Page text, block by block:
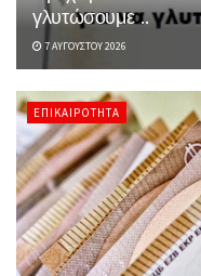
γλυτώσουμε ..
7 ΑΥΓΟΎΣΤΟΥ 2026
ΕΠΙΚΑΙΡΌΤΗΤΑ